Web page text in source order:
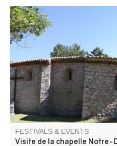
Anciennement église du
avec son cimetière à
actuelle, du XVIIème siècle.
FESTIVALS & EVENTS
Visite de la chapelle Notre-